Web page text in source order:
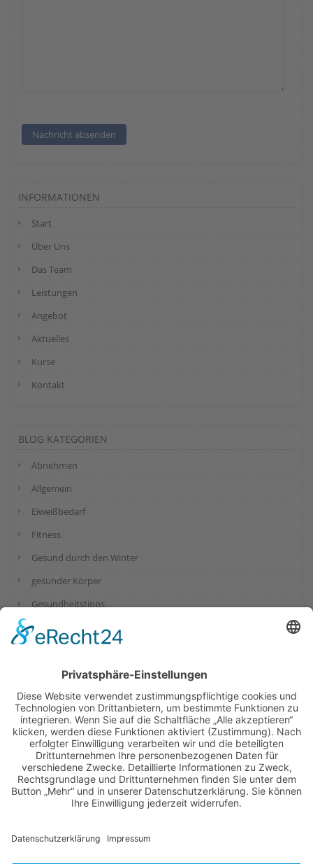
INFORMATIONEN
Start
Über Uns
Das Team
Leistungen
Angebot
Aktuelles
Kurse
Kontakt
BLOG KATEGORIEN
Abnehmen
Allgemein
Eiweißbedarf
Fitness
Gesund durch den Winter
gesunder Körper
Gesundheitstipps
Muskelaufbau
Vitaminmangel
Wichtige Mineralstoffe
SCHLAGWÖRTER
Abnehmen Äpfel Vitamine